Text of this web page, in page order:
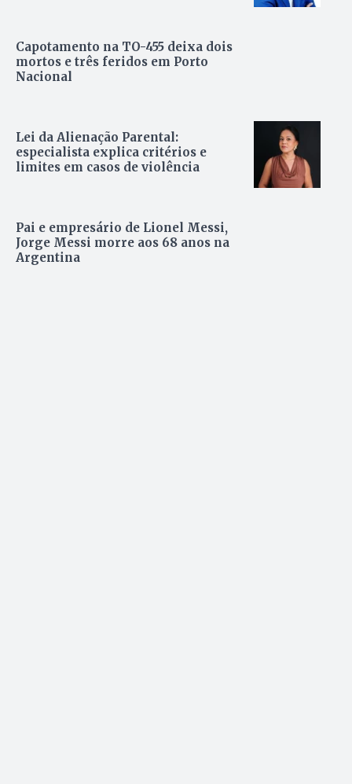
Capotamento na TO-455 deixa dois
mortos e três feridos em Porto
Nacional
Lei da Alienação Parental:
especialista explica critérios e
limites em casos de violência
Pai e empresário de Lionel Messi,
Jorge Messi morre aos 68 anos na
Argentina